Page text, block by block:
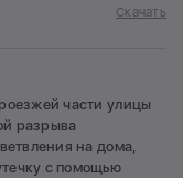
Скачать
части улицы
разрыва
на дома,
с помощью